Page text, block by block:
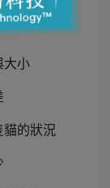
，建議養
大小
貓的狀況